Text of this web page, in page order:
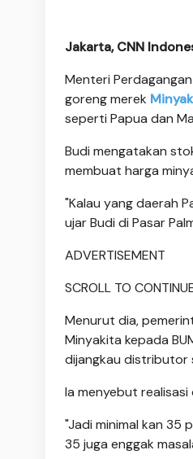
Jakarta, CNN
Menteri
goreng merek
seperti Papua dan
Budi mengatakan
membuat harga
"Kalau yang daerah
ujar Budi di Pasar
ADVERTISEMENT
SCROLL TO
Menurut dia,
Minyakita kepada
dijangkau distributor
Ia menyebut
"Jadi minimal kan 35
35 juga enggak